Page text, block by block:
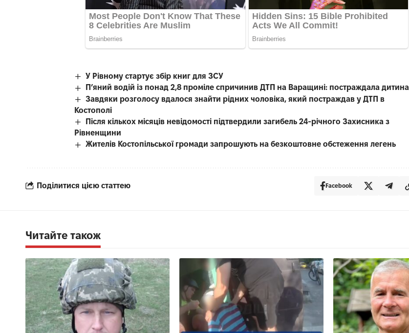
У Рівному стартує збір книг для ЗСУ
П’яний водій із понад 2,8 проміле спричинив ДТП на Варащині: постраждала дитина
Завдяки розголосу вдалося знайти рідних чоловіка, який постраждав у ДТП в
Костополі
Після кількох місяців невідомості підтвердили загибель 24-річного Захисника з
Рівненщини
Жителів Костопільської громади запрошують на безкоштовне обстеження легень
Поділитися цією статтею Facebook
Читайте також